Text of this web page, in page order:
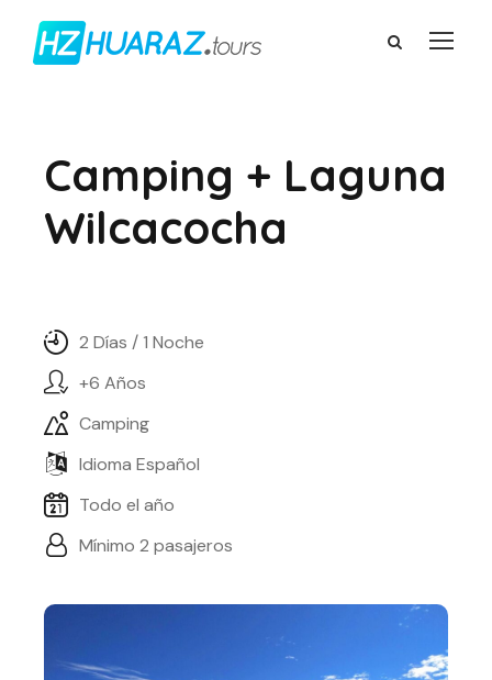
Camping + Laguna
Wilcacocha
2 Días / 1 Noche
+6 Años
Camping
Idioma Español
Todo el año
Mínimo 2 pasajeros